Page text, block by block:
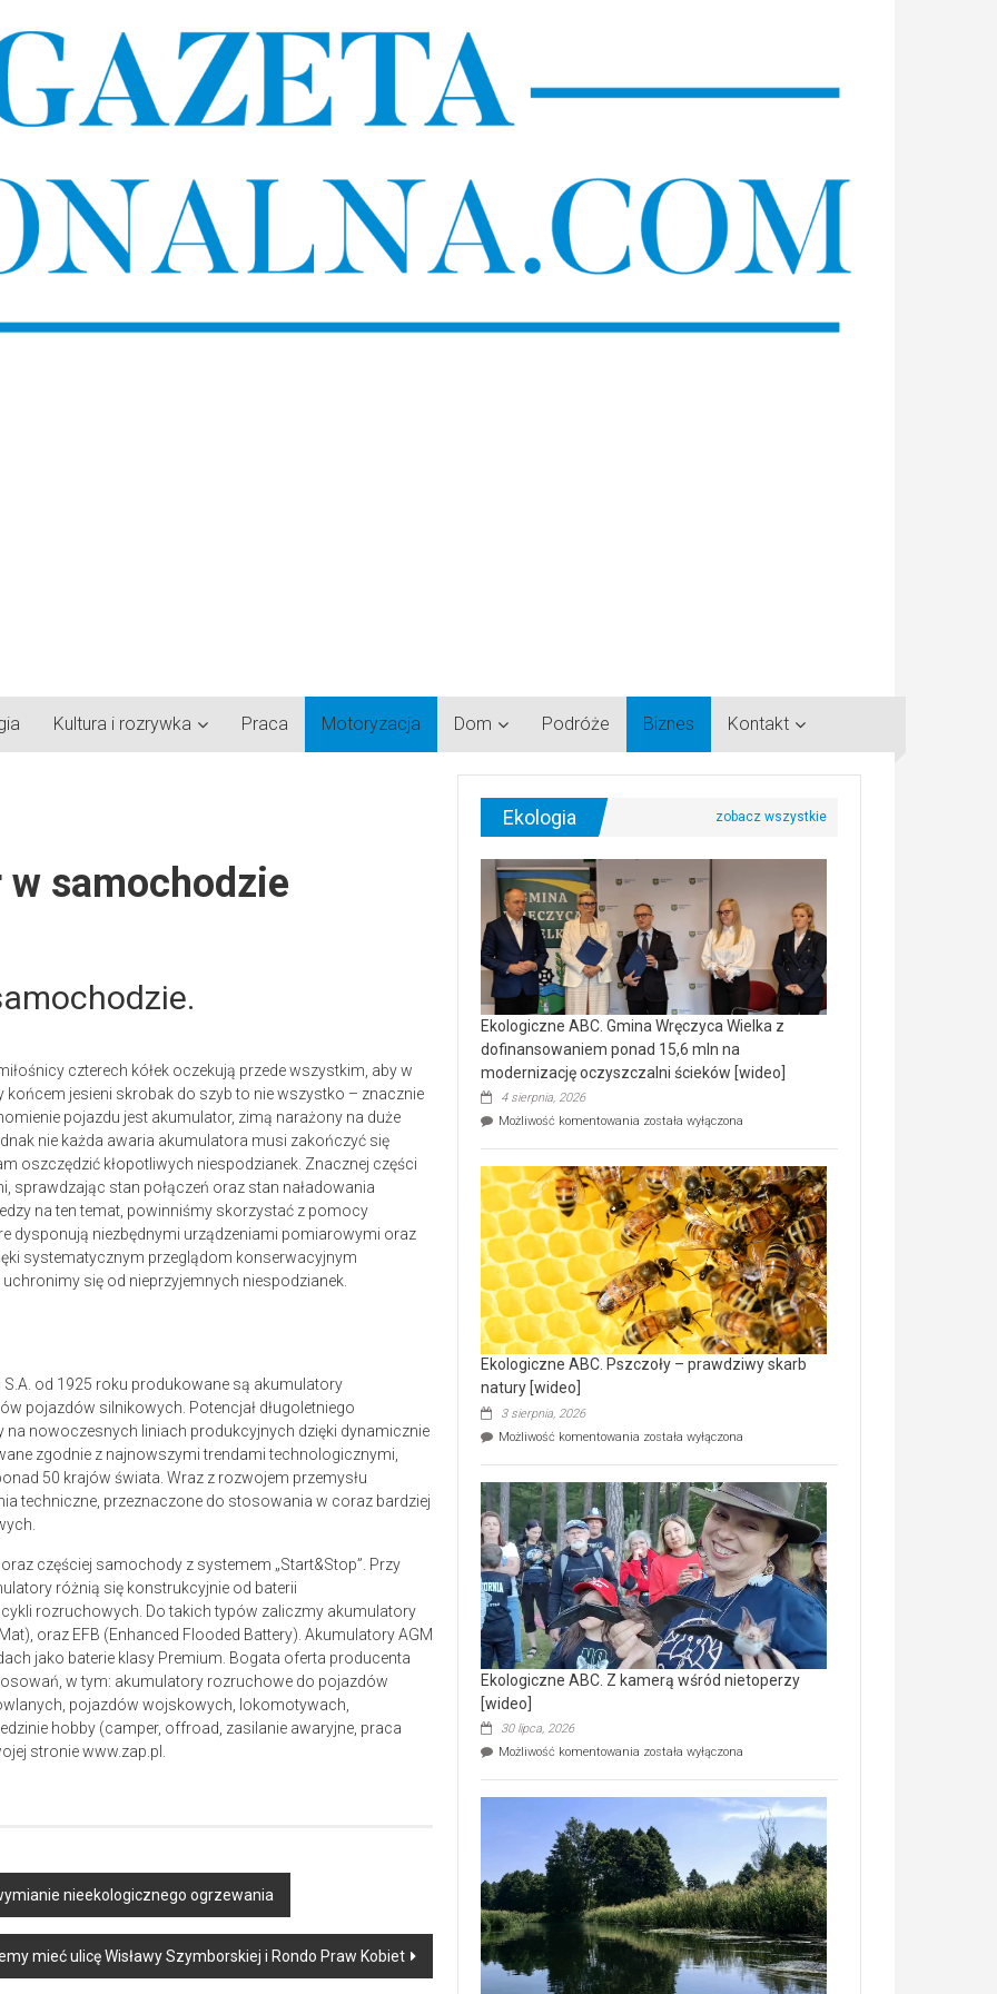
Kultura i rozrywka Praca Motoryzacja Dom Podróże Biznes Kontakt
samochodzie
czterech kółek oczekują przede wszystkim, aby w
końcem jesieni skrobak do szyb to nie wszystko – znacznie
pojazdu jest akumulator, zimą narażony na duże
nie każda awaria akumulatora musi zakończyć się
oszczędzić kłopotliwych niespodzianek. Znacznej części
stan połączeń oraz stan naładowania
na ten temat, powinniśmy skorzystać z pomocy
dysponują niezbędnymi urządzeniami pomiarowymi oraz
systematycznym przeglądom konserwacyjnym
się od nieprzyjemnych niespodzianek.
od 1925 roku produkowane są akumulatory
pojazdów silnikowych. Potencjał długoletniego
nowoczesnych liniach produkcyjnych dzięki dynamicznie
zgodnie z najnowszymi trendami technologicznymi,
50 krajów świata. Wraz z rozwojem przemysłu
techniczne, przeznaczone do stosowania w coraz bardziej
częściej samochody z systemem „Start&Stop”. Przy
różnią się konstrukcyjnie od baterii
rozruchowych. Do takich typów zaliczmy akumulatory
oraz EFB (Enhanced Flooded Battery). Akumulatory AGM
jako baterie klasy Premium. Bogata oferta producenta
w tym: akumulatory rozruchowe do pojazdów
pojazdów wojskowych, lokomotywach,
hobby (camper, offroad, zasilanie awaryjne, praca
stronie www.zap.pl.
nieekologicznego ogrzewania
mieć ulicę Wisławy Szymborskiej i Rondo Praw Kobiet
Ekologia
Ekologiczne ABC. Gmina Wręczyca Wielka z
dofinansowaniem ponad 15,6 mln na
modernizację oczyszczalni ścieków [wideo]
4 sierpnia, 2026
Możliwość komentowania Ekologiczne
Wręczyca
Wielka
z
dofinansowaniem
ponad
15,6
mln
na
modernizację
oczyszczalni
ścieków
[wideo]
została wyłączona
Ekologiczne ABC. Pszczoły – prawdziwy skarb
natury [wideo]
3 sierpnia, 2026
Możliwość komentowania Ekologiczne
–
prawdziwy
skarb
natury
[wideo]
została wyłączona
Ekologiczne ABC. Z kamerą wśród nietoperzy
[wideo]
30 lipca, 2026
Możliwość komentowania Ekologiczne
wśród
nietoperzy
[wideo]
została wyłączona